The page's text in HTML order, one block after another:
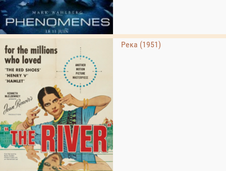
Река (1951)